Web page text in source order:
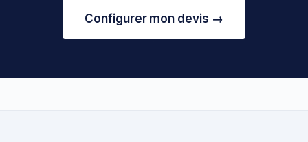
Configurer mon devis →